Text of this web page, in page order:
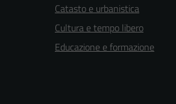
Catasto e urbanistica
Cultura e tempo libero
Educazione e formazione